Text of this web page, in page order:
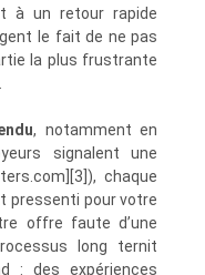
à un retour rapide
le fait de ne pas
la plus frustrante
, notamment en
signalent une
chaque
pressenti pour votre
offre faute d’une
long ternit
: des expériences